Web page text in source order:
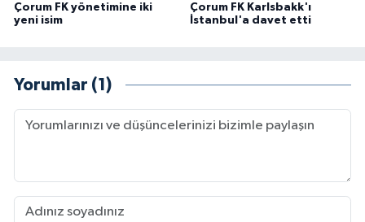
Çorum FK yönetimine iki
yeni isim
Çorum FK Karlsbakk'ı
İstanbul'a davet etti
Yorumlar (1)